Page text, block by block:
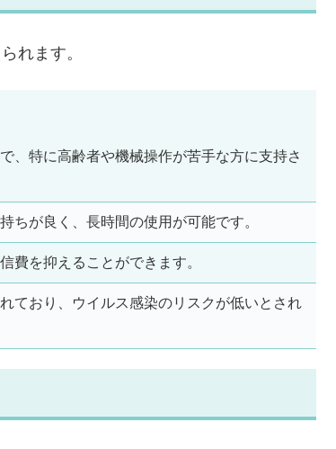
れます。
、特に高齢者や機械操作が苦手な方に支持さ
ちが良く、長時間の使用が可能です。
費を抑えることができます。
ており、ウイルス感染のリスクが低いとされ